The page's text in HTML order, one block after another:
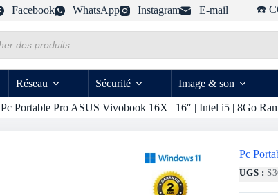
Facebook WhatsApp Instagram E-mail ☎️
Réseau Sécurité Image & son
Pc Portable Pro ASUS Vivobook 16X | 16″ | Intel i5 | 8Go
Pc
UGS :